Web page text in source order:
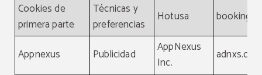
Cookies de
primera parte
Técnicas y
preferencias
Hotusa booking-
Appnexus Publicidad
AppNexus
Inc.
adnxs.com